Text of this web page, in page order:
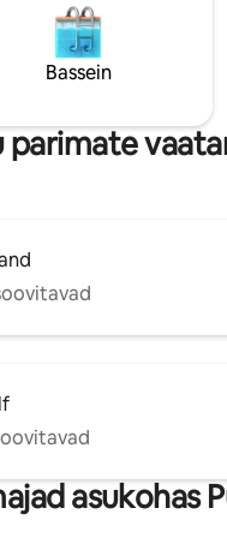
terrace.
amenities such
so much more
unforgettable
Bassein
asukohas